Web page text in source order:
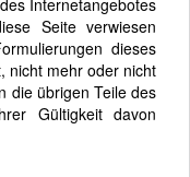
Seite verwiesen
dieses
nicht mehr oder nicht
die übrigen Teile des
Gültigkeit davon